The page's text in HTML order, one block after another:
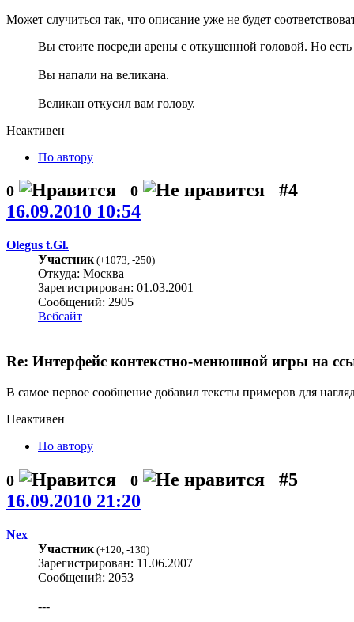
Может случиться так, что описание уже не будет
Вы стоите посреди арены с откушенной головой. Но
Вы напали на великана.
Великан откусил вам голову.
Неактивен
По автору
0 0
#4
16.09.2010 10:54
Olegus t.Gl.
Участник(+1073, -250)
Откуда: Москва
Зарегистрирован: 01.03.2001
Сообщений: 2905
Вебсайт
Re: Интерфейс контекстно-менюшной игры на
В самое первое сообщение добавил тексты примеров для
Неактивен
По автору
0 0
#5
16.09.2010 21:20
Nex
Участник (+120 -130)
Зарегистрирован: 11.06.2007
Сообщений: 2053
---